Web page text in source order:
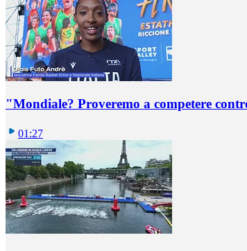
"Mondiale? Proveremo a competere
01:27